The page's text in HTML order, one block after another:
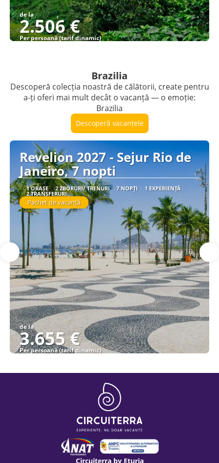
de la
2.506 €
Per persoană (tarif dinamic)
Brazilia
Descoperă colecția noastră de călătorii, create pentru
a-ți oferi mai mult decât o vacanță — o emoție:
Brazilia
Descoperă vacanțele
Revelion 2027 - Sejur Rio de
Janeiro, 7 nopti
1 ORAȘE 2 ZBORURI/ TRENURI 7 NOPȚI 1 EXPERIENȚĂ
2 TRANSFERURI
Pachet de vacanță
de la
3.655 €
Per persoană (tarif dinamic)
Circuiterra by Eturia